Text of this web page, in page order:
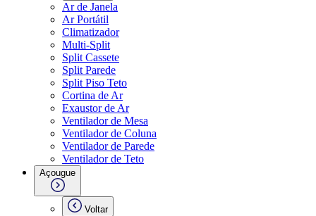
Ar de Janela
Ar Portátil
Climatizador
Multi-Split
Split Cassete
Split Parede
Split Piso Teto
Cortina de Ar
Exaustor de Ar
Ventilador de Mesa
Ventilador de Coluna
Ventilador de Parede
Ventilador de Teto
Açougue
Voltar